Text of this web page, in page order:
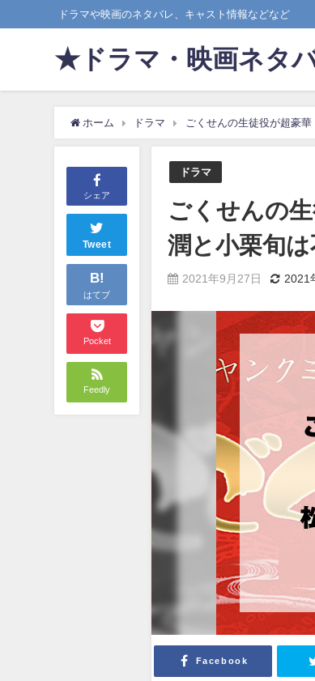
ドラマや映画のネタバレ、キャスト情報などなど
★ドラマ・映画ネタ
ホーム ドラマ ごくせんの生徒役が超豪
シェア
Tweet
B!
はてブ
Pocket
Feedly
ドラマ
ごくせんの
潤と小栗旬
2021年9月27日 2021
Facebook